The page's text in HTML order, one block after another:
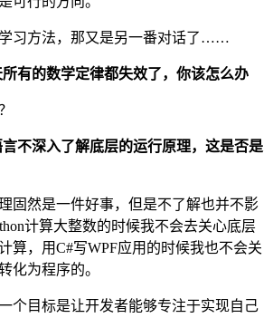
习方法，那又是另一番对话了……
有的数学定律都失效了，你该怎么办
不深入了解底层的运行原理，这是否是
固然是一件好事，但是不了解也并不影
计算大整数的时候我不会去关心底层
算，用C#写WPF应用的时候我也不会关
化为程序的。
个目标是让开发者能够专注于实现自己